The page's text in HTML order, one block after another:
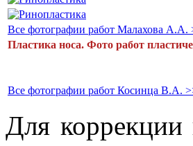
Все фотографии работ Малахова А.А.
Пластика носа. Фото работ
Все фотографии работ Косинца В.А.
Для